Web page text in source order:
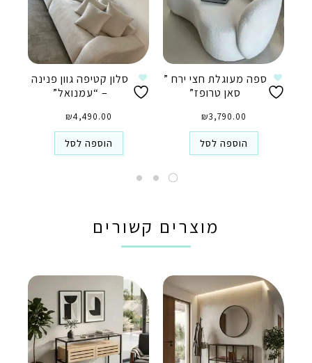
ספה מעוגלת חצי ירח ”
סאן טרופז”
₪3,790.00
הוספה לסל
סלון קטיפה גוון פנינה
– “עמנואל”
₪4,490.00
הוספה לסל
מוצרים קשורים